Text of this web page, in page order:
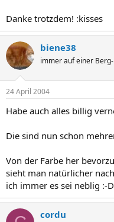
Danke trotzdem! :kisses
biene38
immer auf einer
24 April 2004
Habe auch alles billig
Die sind nun schon
Von der Farbe her
sieht man natürlicher
ich immer es sei neblig :-D
cordu